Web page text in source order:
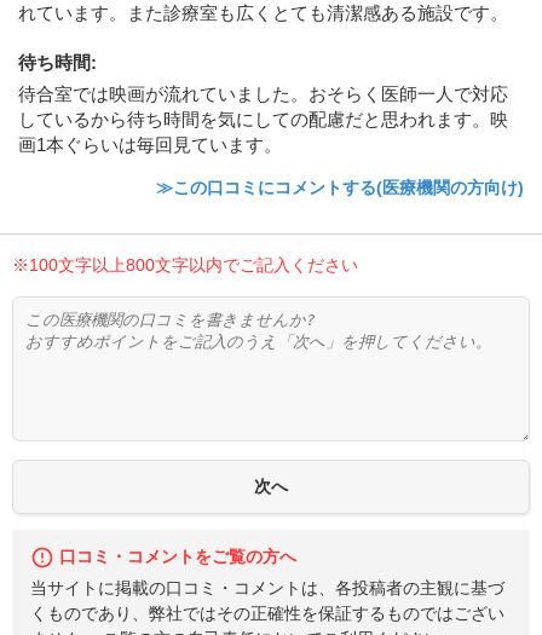
れています。また診療室も広くとても清潔感ある施設です。
待ち時間:
待合室では映画が流れていました。おそらく医師一人で対応
しているから待ち時間を気にしての配慮だと思われます。映
画1本ぐらいは毎回見ています。
≫この口コミにコメントする(医療機関の方向け)
※100文字以上800文字以内でご記入ください
口コミ・コメントをご覧の方へ
当サイトに掲載の口コミ・コメントは、各投稿者の主観に基づ
くものであり、弊社ではその正確性を保証するものではござい